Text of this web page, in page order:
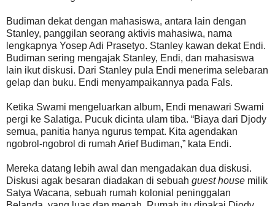
Budiman dekat dengan mahasiswa, antara lain dengan
Stanley, panggilan seorang aktivis mahasiwa, nama
lengkapnya Yosep Adi Prasetyo. Stanley kawan dekat Endi.
Budiman sering mengajak Stanley, Endi, dan mahasiswa
lain ikut diskusi. Dari Stanley pula Endi menerima selebaran
gelap dan buku. Endi menyampaikannya pada Fals.
Ketika Swami mengeluarkan album, Endi menawari Swami
pergi ke Salatiga. Pucuk dicinta ulam tiba. “Biaya dari Djody
semua, panitia hanya ngurus tempat. Kita agendakan
ngobrol-ngobrol di rumah Arief Budiman,” kata Endi.
Mereka datang lebih awal dan mengadakan dua diskusi.
Diskusi agak besaran diadakan di sebuah guest house milik
Satya Wacana, sebuah rumah kolonial peninggalan